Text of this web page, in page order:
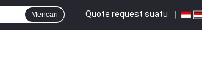
Quote request suatu |
Mencari